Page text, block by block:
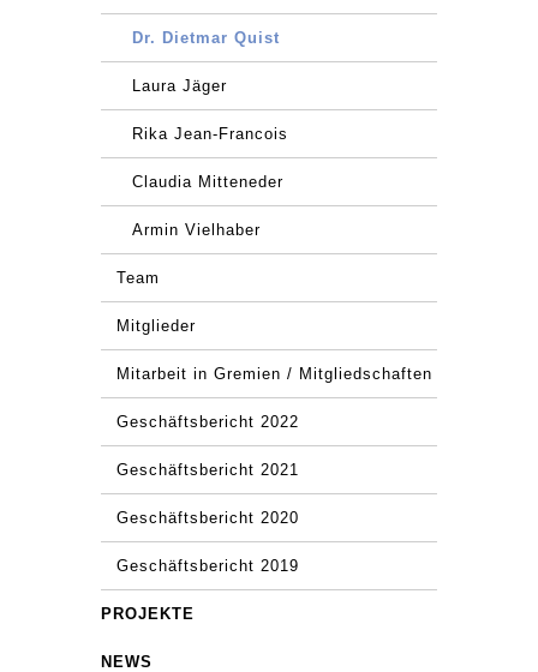
Dr. Dietmar Quist
Laura Jäger
Rika Jean-Francois
Claudia Mitteneder
Armin Vielhaber
Team
Mitglieder
Mitarbeit in Gremien / Mitgliedschaften
Geschäftsbericht 2022
Geschäftsbericht 2021
Geschäftsbericht 2020
Geschäftsbericht 2019
PROJEKTE
NEWS